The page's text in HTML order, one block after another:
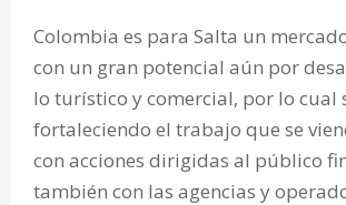
Colombia es para Salta un
con un gran potencial aún por
lo turístico y comercial, por lo cual
fortaleciendo el trabajo que se
con acciones dirigidas al público
también con las agencias y